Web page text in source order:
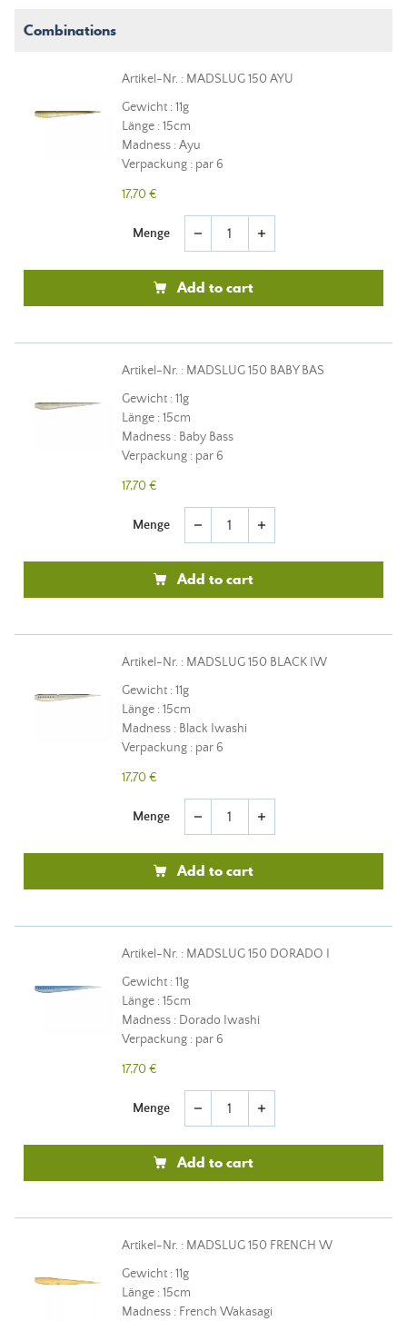
Combinations
Artikel-Nr. : MADSLUG 150 AYU
Gewicht : 11g
Länge : 15cm
Madness : Ayu
Verpackung : par 6
17,70 €
Menge remove add
Add to cart
Artikel-Nr. : MADSLUG 150 BABY BAS
Gewicht : 11g
Länge : 15cm
Madness : Baby Bass
Verpackung : par 6
17,70 €
Menge remove add
Add to cart
Artikel-Nr. : MADSLUG 150 BLACK IW
Gewicht : 11g
Länge : 15cm
Madness : Black Iwashi
Verpackung : par 6
17,70 €
Menge remove add
Add to cart
Artikel-Nr. : MADSLUG 150 DORADO I
Gewicht : 11g
Länge : 15cm
Madness : Dorado Iwashi
Verpackung : par 6
17,70 €
Menge remove add
Add to cart
Artikel-Nr. : MADSLUG 150 FRENCH W
Gewicht : 11g
Länge : 15cm
Madness : French Wakasagi